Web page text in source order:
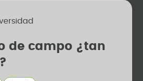
de campo ¿tan